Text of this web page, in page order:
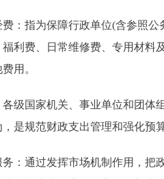
指为保障行政单位(含参照公
利费、日常维修费、专用材料
用。
国家机关、事业单位和团体组
是规范财政支出管理和强化预
通过发挥市场机制作用，把政